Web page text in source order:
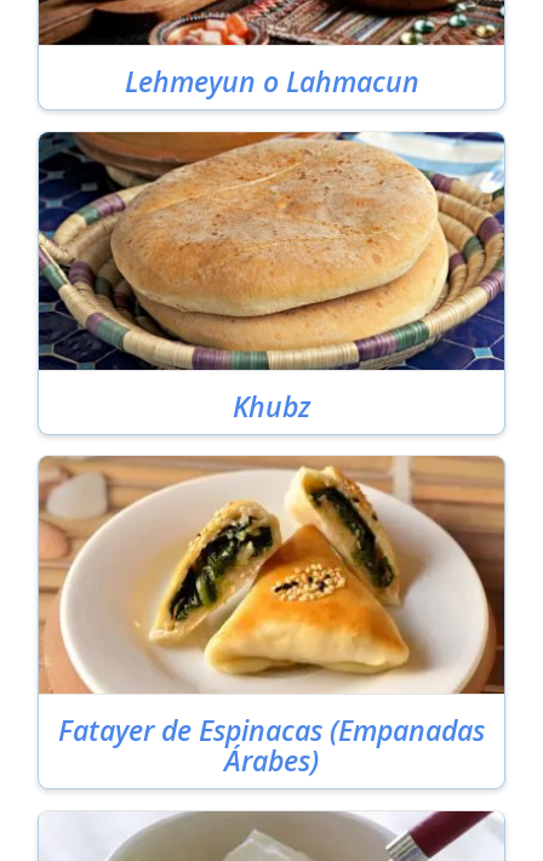
Lehmeyun o Lahmacun
Khubz
Fatayer de Espinacas (Empanadas
Árabes)